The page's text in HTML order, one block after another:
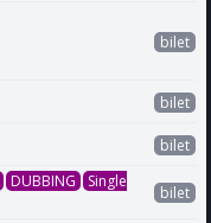
bilet
bilet
bilet
DUBBING
Single
bilet